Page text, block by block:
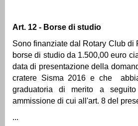
Art. 12 - Borse di studio
Sono finanziate dal Rotary Club
borse di studio da 1.500,00 euro
data di presentazione della
cratere Sisma 2016 e che
graduatoria di merito a
ammissione di cui all'art. 8 del
...